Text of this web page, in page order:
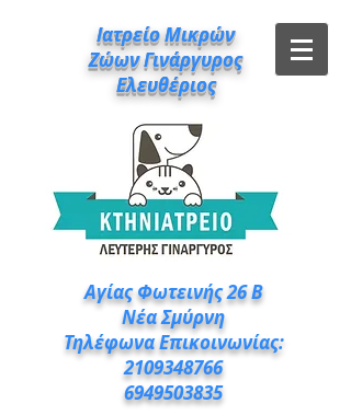
Ιατρείο Μικρών
Ζώων Γινάργυρος
Ελευθέριος
Αγίας Φωτεινής 26 Β
Νέα Σμύρνη
Τηλέφωνα Επικοινωνίας:
2109348766
6949503835